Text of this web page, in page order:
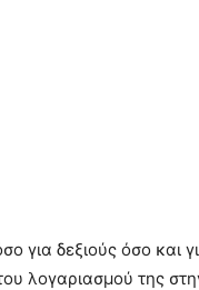
για δεξιούς όσο και
λογαριασμού της